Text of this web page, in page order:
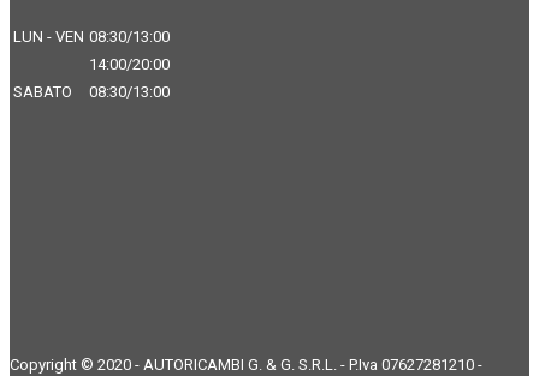
LUN - VEN 08:30/13:00
14:00/20:00
SABATO
08:30/13:00
Copyright © 2020 - AUTORICAMBI G. & G. S.R.L. - P.Iva 07627281210 -